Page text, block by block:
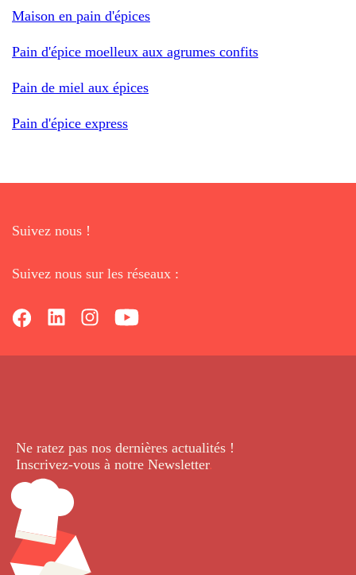
Maison en pain d'épices
Pain d'épice moelleux aux agrumes confits
Pain de miel aux épices
Pain d'épice express
Suivez nous !
Suivez nous sur les réseaux :
Ne ratez pas nos dernières actualités !
Inscrivez-vous à notre Newsletter.